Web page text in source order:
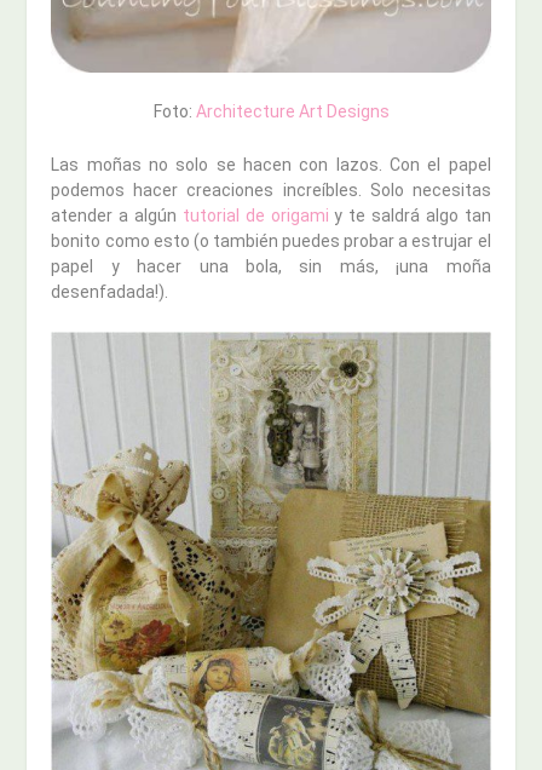
Foto: Architecture Art Designs
Las moñas no solo se hacen con lazos. Con el papel
podemos hacer creaciones increíbles. Solo necesitas
atender a algún tutorial de origamiy te saldrá algo tan
bonito como esto (o también puedes probar a estrujar el
papel y hacer una bola, sin más, ¡una moña
desenfadada!).